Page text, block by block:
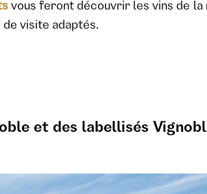
vous feront découvrir les vins de la
visite adaptés.
et des labellisés